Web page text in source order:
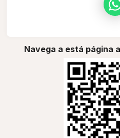
Navega a está página